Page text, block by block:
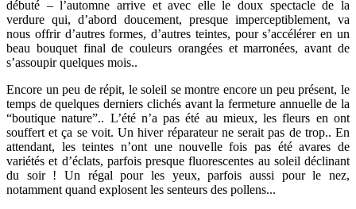
débuté – l’automne arrive et avec elle le doux spectacle de la
verdure qui, d’abord doucement, presque imperceptiblement, va
nous offrir d’autres formes, d’autres teintes, pour s’accélérer en un
beau bouquet final de couleurs orangées et marronées, avant de
s’assoupir quelques mois..
Encore un peu de répit, le soleil se montre encore un peu présent, le
temps de quelques derniers clichés avant la fermeture annuelle de la
“boutique nature”.. L’été n’a pas été au mieux, les fleurs en ont
souffert et ça se voit. Un hiver réparateur ne serait pas de trop.. En
attendant, les teintes n’ont une nouvelle fois pas été avares de
variétés et d’éclats, parfois presque fluorescentes au soleil déclinant
du soir ! Un régal pour les yeux, parfois aussi pour le nez,
notamment quand explosent les senteurs des pollens...